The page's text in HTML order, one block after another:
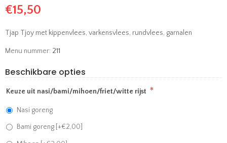
€15,50
Tjap Tjoy met kippenvlees, varkensvlees, rundvlees, garnalen
Menu nummer: 211
Beschikbare opties
Keuze uit nasi/bami/mihoen/friet/witte rijst *
Nasi goreng
Bami goreng [+€2,00]